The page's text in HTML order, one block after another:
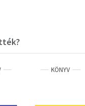
KÖNYV